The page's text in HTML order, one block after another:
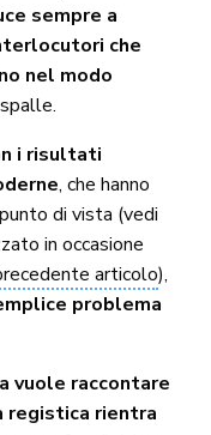
sempre a
che
nel modo
i risultati
, che hanno
di vista (vedi
in occasione
articolo),
problema
vuole raccontare
rientra